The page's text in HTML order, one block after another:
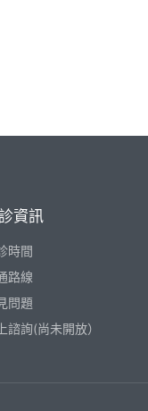
資訊
時間
路線
問題
諮詢(尚未開放）